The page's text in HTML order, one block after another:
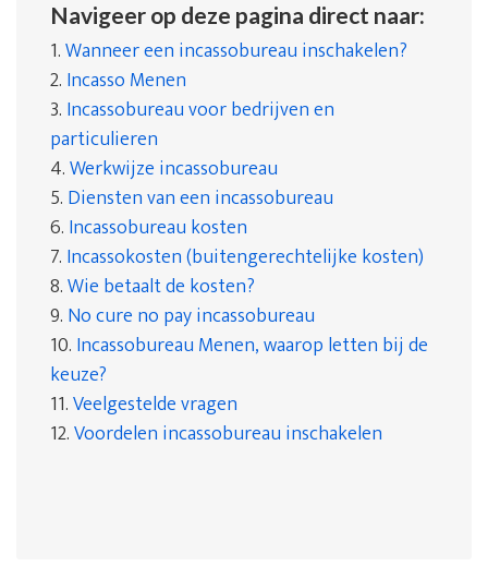
Navigeer op deze pagina direct naar:
1.Wanneer een incassobureau inschakelen?
2. Incasso Menen
3. Incassobureau voor bedrijven en
particulieren
4.Werkwijze incassobureau
5. Diensten van een incassobureau
6. Incassobureau kosten
7. Incassokosten (buitengerechtelijke kosten)
8.Wie betaalt de kosten?
9. No cure no pay incassobureau
10. Incassobureau Menen, waarop letten bij de
keuze?
11.Veelgestelde vragen
12.Voordelen incassobureau inschakelen